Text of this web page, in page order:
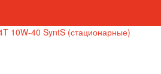
10W-40 SyntS (стационарные)